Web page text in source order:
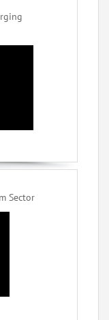
Sector